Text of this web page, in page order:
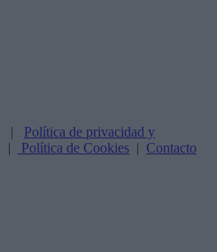
| Política de privacidad y
| Política de Cookies | Contacto